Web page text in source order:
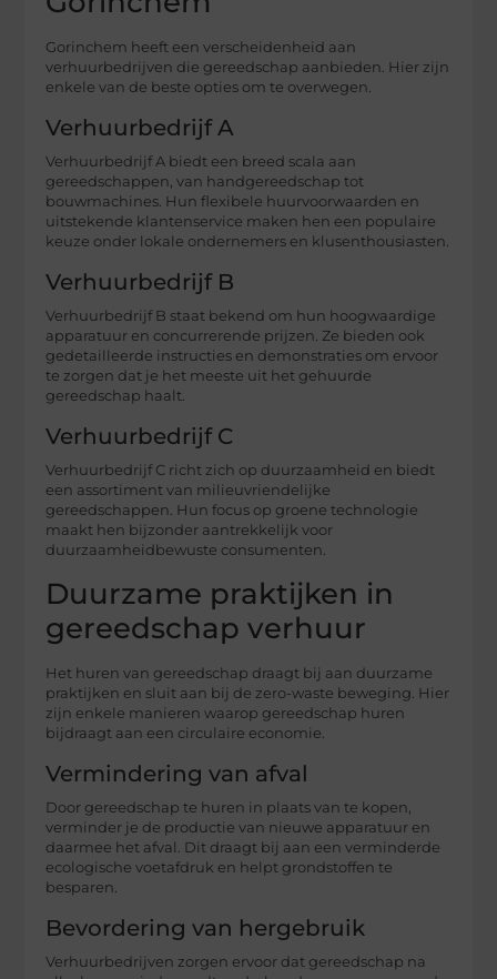
Gorinchem heeft een verscheidenheid aan
verhuurbedrijven die gereedschap aanbieden. Hier zijn
enkele van de beste opties om te overwegen.
Verhuurbedrijf A
Verhuurbedrijf A biedt een breed scala aan
gereedschappen, van handgereedschap tot
bouwmachines. Hun flexibele huurvoorwaarden en
uitstekende klantenservice maken hen een populaire
keuze onder lokale ondernemers en klusenthousiasten.
Verhuurbedrijf B
Verhuurbedrijf B staat bekend om hun hoogwaardige
apparatuur en concurrerende prijzen. Ze bieden ook
gedetailleerde instructies en demonstraties om ervoor
te zorgen dat je het meeste uit het gehuurde
gereedschap haalt.
Verhuurbedrijf C
Verhuurbedrijf C richt zich op duurzaamheid en biedt
een assortiment van milieuvriendelijke
gereedschappen. Hun focus op groene technologie
maakt hen bijzonder aantrekkelijk voor
duurzaamheidbewuste consumenten.
Duurzame praktijken in
gereedschap verhuur
Het huren van gereedschap draagt bij aan duurzame
praktijken en sluit aan bij de zero-waste beweging. Hier
zijn enkele manieren waarop gereedschap huren
bijdraagt aan een circulaire economie.
Vermindering van afval
Door gereedschap te huren in plaats van te kopen,
verminder je de productie van nieuwe apparatuur en
daarmee het afval. Dit draagt bij aan een verminderde
ecologische voetafdruk en helpt grondstoffen te
besparen.
Bevordering van hergebruik
Verhuurbedrijven zorgen ervoor dat gereedschap na